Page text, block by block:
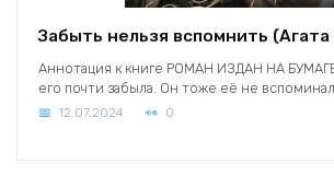
Забыть нельзя вспомнить (Агата
Аннотация к книге РОМАН ИЗДАН НА
его почти забыла. Он тоже её не вспоминал…
12.07.2024 0